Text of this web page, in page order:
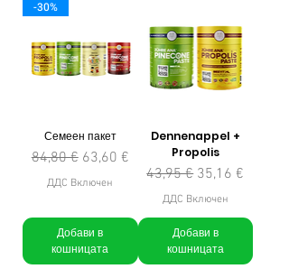
-30%
Семеен пакет
Редовна цена
84,80 € Продажна цена
63,60 €
ДДС Включен
Добави в
кошницата
Dennenappel +
Propolis
Редовна цена
43,95 € Продажна цена
35,16 €
ДДС Включен
Добави в
кошницата